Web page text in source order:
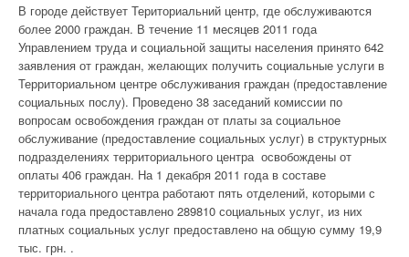
В городе действует Териториальний центр, где обслуживаются
более 2000 граждан. В течение 11 месяцев 2011 года
Управлением труда и социальной защиты населения принято 642
заявления от граждан, желающих получить социальные услуги в
Территориальном центре обслуживания граждан (предоставление
социальных послу). Проведено 38 заседаний комиссии по
вопросам освобождения граждан от платы за социальное
обслуживание (предоставление социальных услуг) в структурных
подразделениях территориального центра освобождены от
оплаты 406 граждан. На 1 декабря 2011 года в составе
территориального центра работают пять отделений, которыми с
начала года предоставлено 289810 социальных услуг, из них
платных социальных услуг предоставлено на общую сумму 19,9
тыс. грн. .